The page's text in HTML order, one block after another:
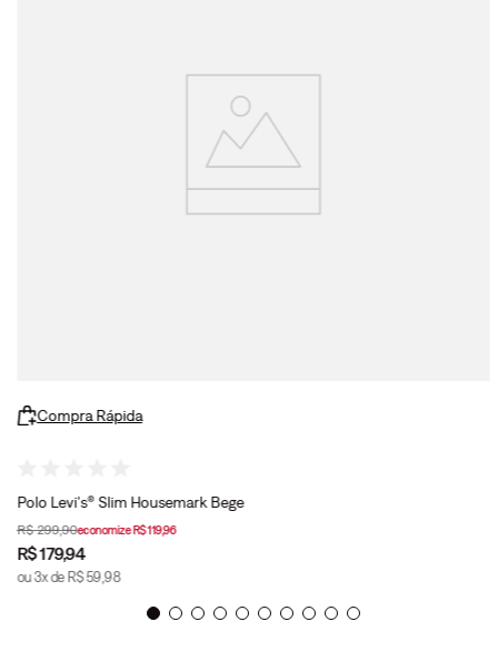
Compra Rápida
Polo Levi's® Slim Housemark Bege
R$ 299,90economizeR$119,96
R$179,94
ou3x de R$ 59,98